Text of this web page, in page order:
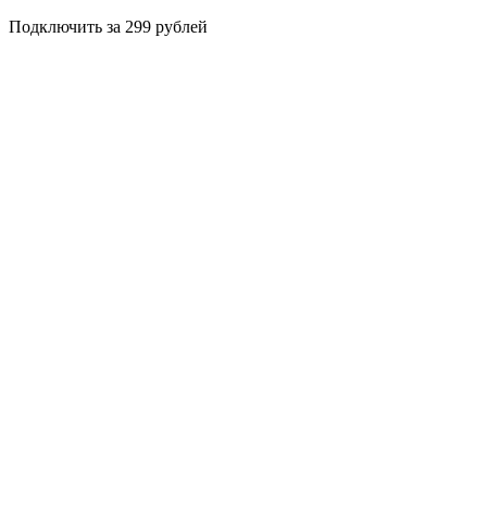
Подключить за 299 рублей